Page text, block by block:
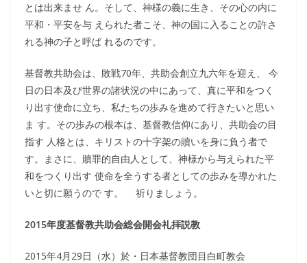
とは出来ませ ん。そして、神様の義に生き、その心の内に
平和・平安を与 えられた者こそ、神の国に入ることの許さ
れる神の子と呼ば れるのです。
基督教共助会は、敗戦70年、共助会創立九六年を迎え、 今
日の日本及び世界の諸状況の中にあって、真に平和をつく
り出す使命に立ち、私たちの歩みを進めて行きたいと思い
ま す。その歩みの根本は、基督教信仰にあり、共助会の目
指す 人格とは、キリストの十字架の贖いを身に負う者で
す。まさに、贖罪的自由人として、神様から与えられた平
和をつくり出す 使命を全うする者としての歩みを導かれた
いと切に願うので す。 祈りましょう。
2015年度基督教共助会総会開会礼拝説教
2015年4月29日（水）於・日本基督教団目白町教会